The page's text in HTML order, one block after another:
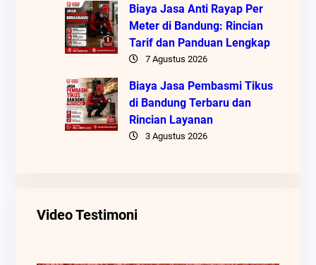
Biaya Jasa Anti Rayap Per
Meter di Bandung: Rincian
Tarif dan Panduan Lengkap
7 Agustus 2026
Biaya Jasa Pembasmi Tikus
di Bandung Terbaru dan
Rincian Layanan
3 Agustus 2026
Video Testimoni